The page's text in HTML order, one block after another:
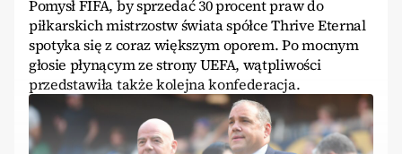
Pomysł FIFA, by sprzedać 30 procent praw do
piłkarskich mistrzostw świata spółce Thrive Eternal
spotyka się z coraz większym oporem. Po mocnym
głosie płynącym ze strony UEFA, wątpliwości
przedstawiła także kolejna konfederacja.